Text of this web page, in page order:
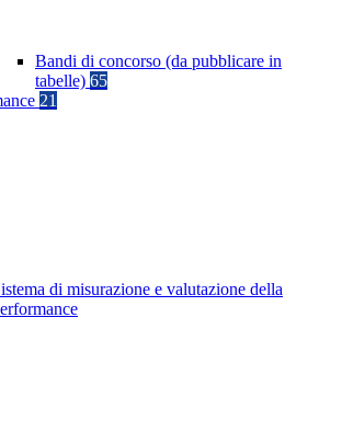
Bandi di concorso (da pubblicare in
tabelle) 65
21
di misurazione e valutazione della